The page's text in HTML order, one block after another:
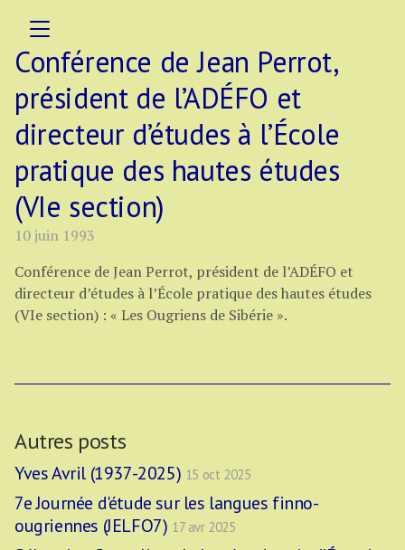
Conférence de Jean Perrot,
président de l’ADÉFO et
directeur d’études à l’École
pratique des hautes études
(VIe section)
10 juin 1993
Conférence de Jean Perrot, président de l’ADÉFO et
directeur d’études à l’École pratique des hautes études
(VIe section) : « Les Ougriens de Sibérie ».
Autres posts
Yves Avril (1937-2025) 15 oct 2025
7e Journée d'étude sur les langues finno-
ougriennes (JELFO7) 17 avr 2025